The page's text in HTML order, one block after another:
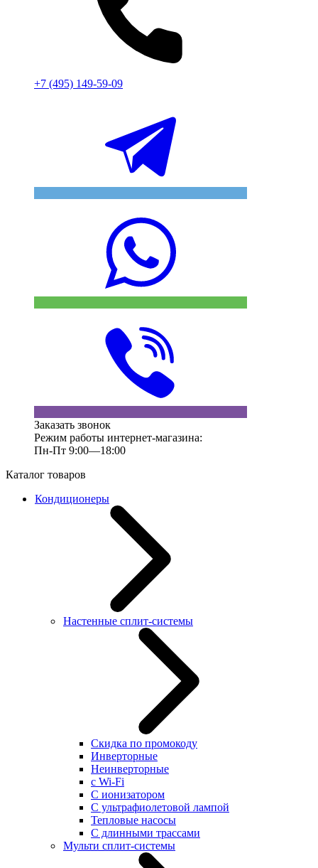
+7 (495) 149-59-09
Заказать звонок
Режим работы интернет-магазина:
Пн-Пт 9:00—18:00
Каталог товаров
Кондиционеры
Настенные сплит-системы
Скидка по промокоду
Инверторные
Неинверторные
с Wi-Fi
С ионизатором
С ультрафиолетовой лампой
Тепловые насосы
С длинными трассами
Мульти сплит-системы